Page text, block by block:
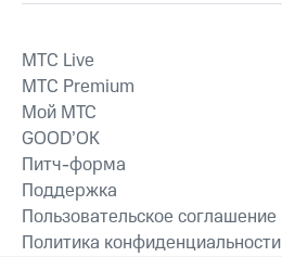
MTС Live
MTС Premium
Мой МТС
GOOD’OK
Питч-форма
Поддержка
Пользовательское соглашение
Политика конфиденциальности